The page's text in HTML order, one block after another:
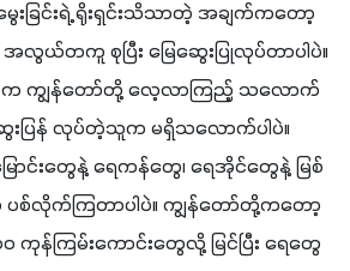
းခြင်းရဲ့ ရိုးရှင်းသိသာတဲ့ အချက်ကတော့
ယ်တကူ စုပြီး မြေဆွေးပြုလုပ်တာပါပဲ။
က ကျွန်တော်တို့ လေ့လာကြည့် သလောက်
းပြန် လုပ်တဲ့သူက မရှိသလောက်ပါပဲ။
ောင်းတွေနဲ့ ရေကန်တွေ၊ ရေအိုင်တွေနဲ့ မြစ်
လိုက်ကြတာပါပဲ။ ကျွန်တော်တို့ကတော့
န်ကြမ်းကောင်းတွေလို့ မြင်ပြီး ရေတွေ